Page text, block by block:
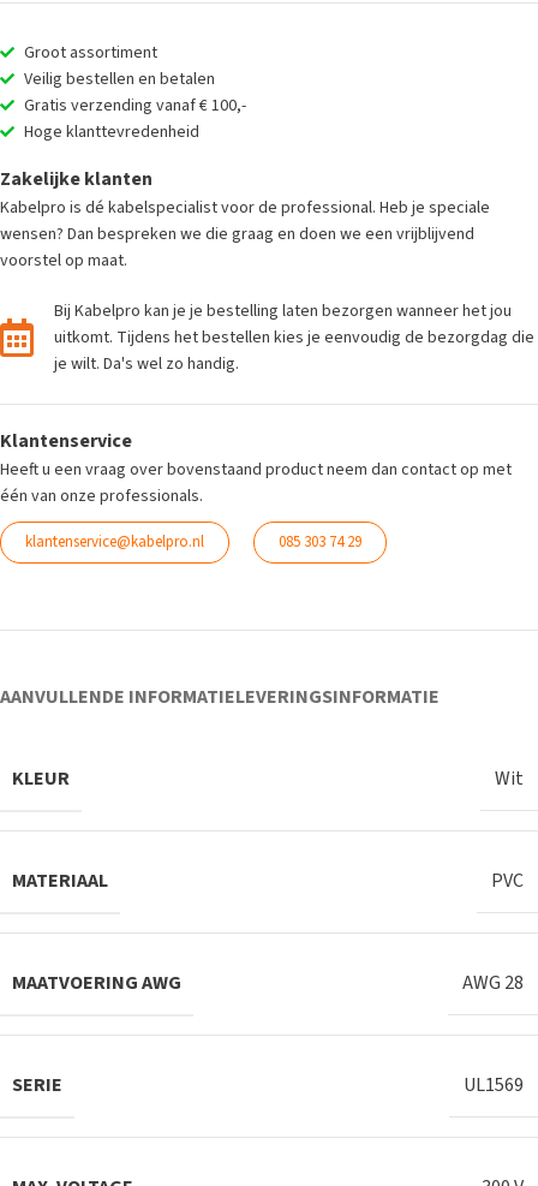
Groot assortiment
Veilig bestellen en betalen
Gratis verzending vanaf € 100,-
Hoge klanttevredenheid
Zakelijke klanten
Kabelpro is dé kabelspecialist voor de professional. Heb je speciale
wensen? Dan bespreken we die graag en doen we een vrijblijvend
voorstel op maat.
Bij Kabelpro kan je je bestelling laten bezorgen wanneer het jou
uitkomt. Tijdens het bestellen kies je eenvoudig de bezorgdag die
je wilt. Da's wel zo handig.
Klantenservice
Heeft u een vraag over bovenstaand product neem dan contact op met
één van onze professionals.
klantenservice@kabelpro.nl 085 303 74 29
AANVULLENDE INFORMATIELEVERINGSINFORMATIE
KLEUR Wit
MATERIAAL PVC
MAATVOERING AWG AWG 28
SERIE UL1569